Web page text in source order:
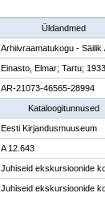
Üldandmed
Arhiivraamatukogu - Säilik
Einasto, Elmar; Tartu; 1933
AR-21073-46565-28994
Kataloogitunnused
Eesti Kirjandusmuuseum
A 12.643
Juhiseid ekskursioonide
Juhiseid ekskursioonide